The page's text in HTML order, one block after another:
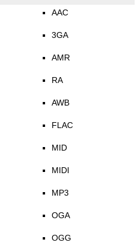
AAC
3GA
AMR
RA
AWB
FLAC
MID
MIDI
MP3
OGA
OGG